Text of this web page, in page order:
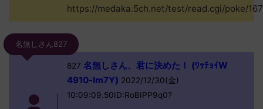
https://medaka.5ch.net/test/read.cgi/poke/
名無しさん827
827 名無しさん、君に決めた！ (ﾜｯﾁｮｲW
4910-lm7Y) 2022/12/30(金)
10:09:09.50ID:RoBIPP9q0?